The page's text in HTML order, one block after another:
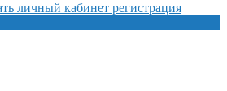
личный кабинет регистрация